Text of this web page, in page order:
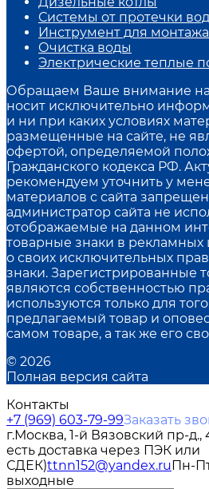
Системы от протечки
Инструмент для
Очистка воды
Электрические теплые
Обращаем Ваше внимание на
носит исключительно
и ни при каких условиях
размещенные на сайте, не
офертой, определяемой
Гражданского кодекса РФ.
рекомендуем уточнить у
материалов с сайта
администратор сайта не
отображаемые на данном
товарные знаки в рекламных
о своих исключительных
знаки. Зарегистрированные
являются собственностью
используются только для
предлагаемый товар и
самом товаре, а так же его
© 2026
Полная версия сайта
Контакты
+7 (969) 603-79-99Заказать
г.Москва, 1-й Вязовский пр-д.,
есть доставка через ПЭК или
СДЕК)ttnn152@yandex.ruПн-
выходные